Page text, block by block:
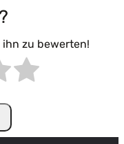
zu bewerten!